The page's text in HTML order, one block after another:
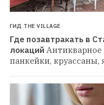
ГИД THE VILLAGE
Где позавтракать в
локаций Антикварное
панкейки,